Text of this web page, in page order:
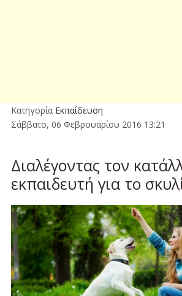
Κατηγορία Εκπαίδευση
Σάββατο, 06 Φεβρουαρίου 2016 13:21
Διαλέγοντας τον
εκπαιδευτή για το